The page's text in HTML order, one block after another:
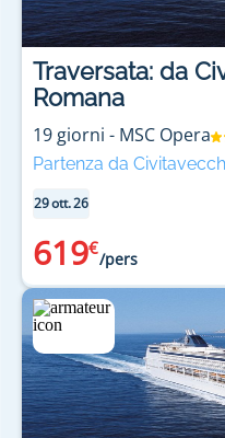
Traversata: da
Romana
19 giorni - MSC Opera
Partenza da
29 ott. 26
619€
/pers